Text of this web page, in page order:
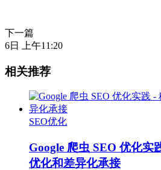
下一篇
6日 上午11:20
相关推荐
SEO优化
Google 爬虫 SEO 优化实
优化和差异化承接